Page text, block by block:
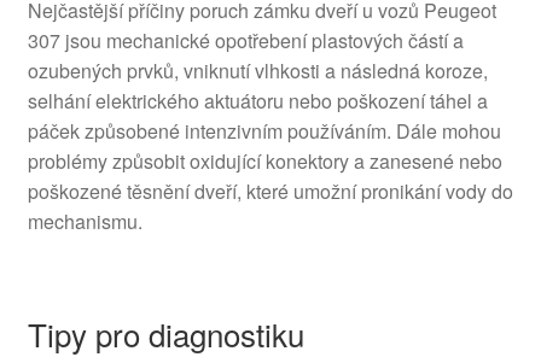
Nejčastější příčiny poruch zámku dveří u vozů Peugeot
307 jsou mechanické opotřebení plastových částí a
ozubených prvků, vniknutí vlhkosti a následná koroze,
selhání elektrického aktuátoru nebo poškození táhel a
páček způsobené intenzivním používáním. Dále mohou
problémy způsobit oxidující konektory a zanesené nebo
poškozené těsnění dveří, které umožní pronikání vody do
mechanismu.
Tipy pro diagnostiku